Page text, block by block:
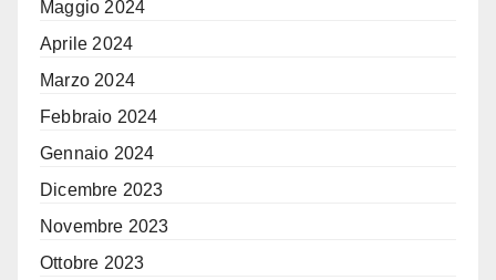
Maggio 2024
Aprile 2024
Marzo 2024
Febbraio 2024
Gennaio 2024
Dicembre 2023
Novembre 2023
Ottobre 2023